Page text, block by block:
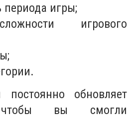
периода игры;
игрового
обновляет
чтобы вы смогли